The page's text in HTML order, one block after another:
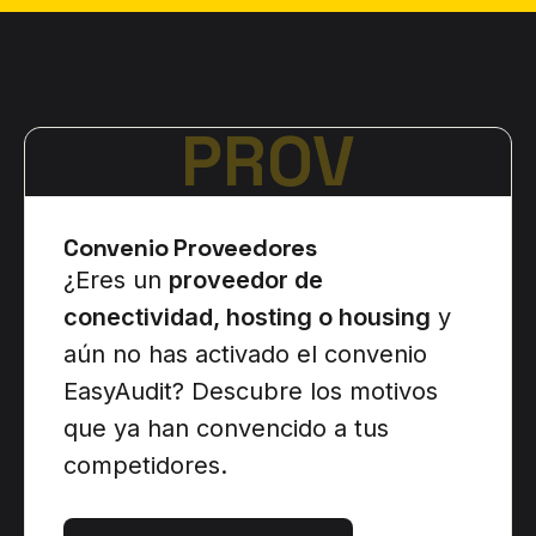
PROV
Convenio Proveedores
¿Eres un proveedor de
conectividad, hosting o housing y
aún no has activado el convenio
EasyAudit? Descubre los motivos
que ya han convencido a tus
competidores.